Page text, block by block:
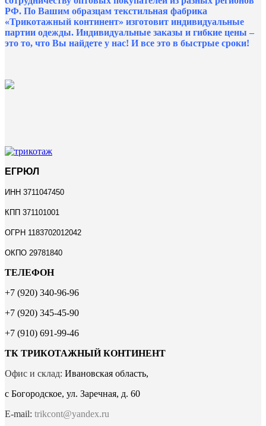
РФ. По Вашим образцам текстильная фабрика
«Трикотажный континент» изготовит индивидуальные
партии одежды. Индивидуальные заказы и гибкие цены –
это то, что Вы найдете у нас! И все это в быстрые сроки!
ЕГРЮЛ
ИНН 3711047450
КПП 371101001
ОГРН 1183702012042
ОКПО 29781840
ТЕЛЕФОН
+7 (920) 340-96-96
+7 (920) 345-45-90
+7 (910) 691-99-46
ТК ТРИКОТАЖНЫЙ КОНТИНЕНТ
Офис и склад: Ивановская область,
с Богородское, ул. Заречная, д. 60
E-mail: trikcont@yandex.ru